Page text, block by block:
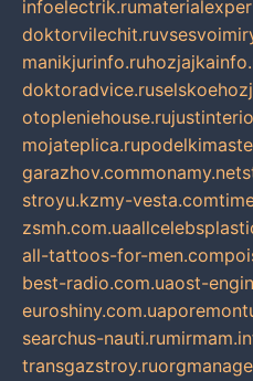
infoelectrik.ru
doktorvilechit.ru
manikjurinfo.ru
doktoradvice.ru
otopleniehouse.ru
mojateplica.ru
garazhov.commonamy.net
stroyu.kzmy-vesta.com
zsmh.com.ua
all-tattoos-for-men.com
best-radio.com.uaost-
euroshiny.com.ua
searchus-nauti.ru
transgazstroy.ru